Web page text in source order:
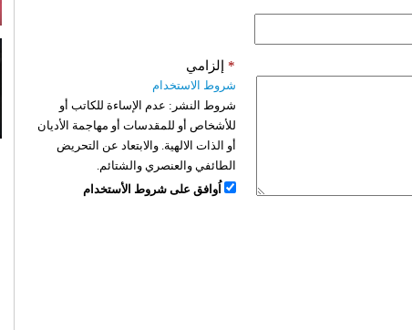
إلزامي *
شروط الاستخدام
شروط النشر: عدم الإساءة للكاتب أو
للأشخاص أو للمقدسات أو مهاجمة الأديان
أو الذات الالهية. والابتعاد عن التحريض
الطائفي والعنصري والشتائم.
اُوافق على شروط الأستخدام